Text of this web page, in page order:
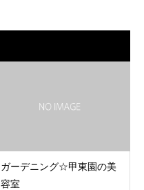
ガーデニング☆甲東園の美
容室